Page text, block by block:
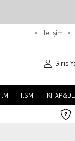
İletişim
Giriş
T.SM.